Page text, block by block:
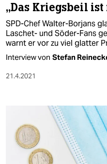
„Das Kriegsbeil
SPD-Chef Walter-Borjans
Laschet- und Söder-Fans
warnt er vor zu viel glatter
Interview von Stefan
21.4.2021